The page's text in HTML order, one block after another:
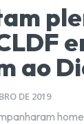
ao
DE 2019